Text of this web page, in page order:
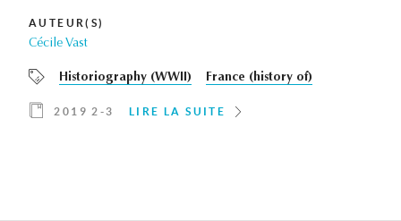
AUTEUR(S)
Cécile Vast
Historiography (WWII) France (history of)
2019 2-3 LIRE LA SUITE